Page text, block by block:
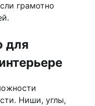
грамотно
для
Ниши, углы,